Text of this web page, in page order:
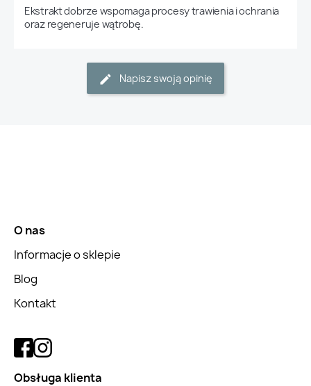
Ekstrakt dobrze wspomaga procesy trawienia i ochrania
oraz regeneruje wątrobę.
Napisz swoją opinię
O nas
Informacje o sklepie
Blog
Kontakt
Obsługa klienta